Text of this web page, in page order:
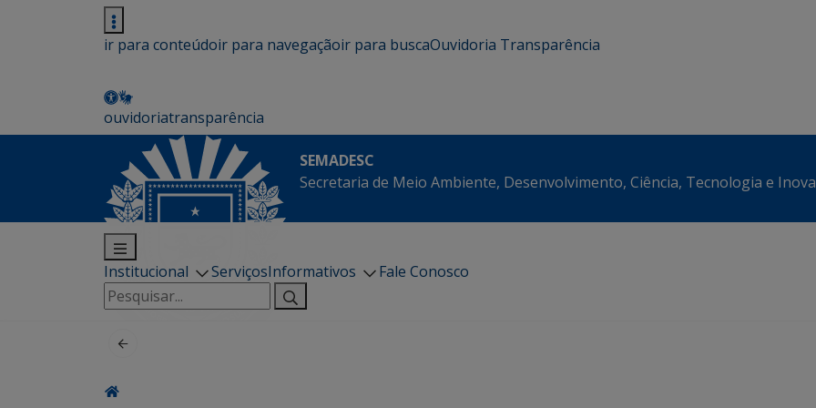
ir para conteúdoir para navegaçãoir para buscaOuvidoria Transparência
ouvidoriatransparência
SEMADESC
Secretaria de Meio Ambiente, Desenvolvimento, Ciência, Tecnologia e
Institucional ServiçosInformativos
Fale Conosco
Pesquisar
por: